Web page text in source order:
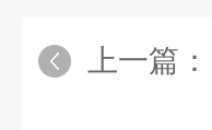
上一篇：